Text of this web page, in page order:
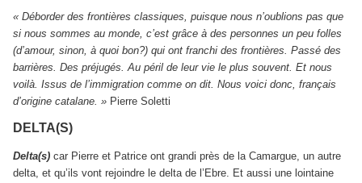
« Déborder des frontières classiques, puisque nous n’oublions pas que
si nous sommes au monde, c’est grâce à des personnes un peu folles
(d’amour, sinon, à quoi bon?) qui ont franchi des frontières. Passé des
barrières. Des préjugés. Au péril de leur vie le plus souvent. Et nous
voilà. Issus de l’immigration comme on dit. Nous voici donc, français
d’origine catalane. » Pierre Soletti
DELTA(S)
Delta(s) car Pierre et Patrice ont grandi près de la Camargue, un autre
delta, et qu’ils vont rejoindre le delta de l’Ebre. Et aussi une lointaine